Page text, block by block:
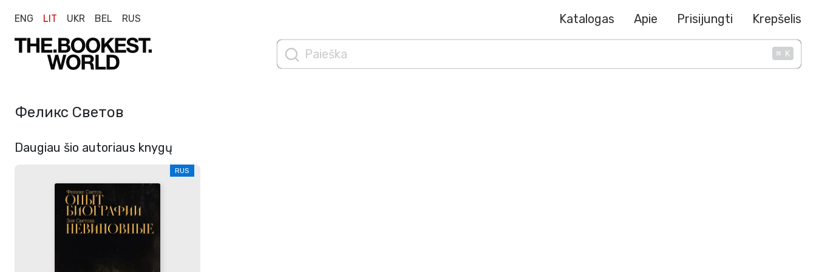
ENG LIT UKR BEL RUS Katalogas Apie Prisijungti Krepšelis
⌘ K
Феликс Светов
Daugiau šio autoriaus knygų
RUS